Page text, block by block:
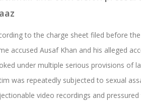
to the charge sheet filed before
accused Ausaf Khan and his alleged
under multiple serious provisions of
was repeatedly subjected to sexual
video recordings and